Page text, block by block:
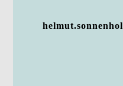
helmut.sonnenhol